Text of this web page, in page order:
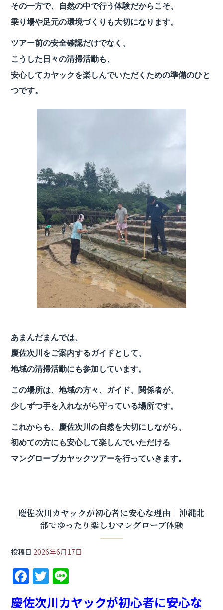
その一方で、自然の中で行う体験だからこそ、
乗り場や足元の環境づくりも大切になります。
ツアー前の安全確認だけでなく、
こうした日々の清掃活動も、
安心してカヤックを楽しんでいただくための準備のひと
つです。
あまんだまんでは、
慶佐次川をご案内するガイドとして、
地域の清掃活動にも参加しています。
この場所は、地域の方々、ガイド、関係者が、
少しずつ手を入れながら守っている場所です。
これからも、慶佐次川の自然を大切にしながら、
初めての方にも安心して楽しんでいただける
マングローブカヤックツアーを行っていきます。
慶佐次川カヤックが初心者に安心な理由｜沖縄北
部でゆったり楽しむマングローブ体験
投稿日 2026年6月17日
F
a
T
w n
慶佐次川カヤックが初心者に安心な